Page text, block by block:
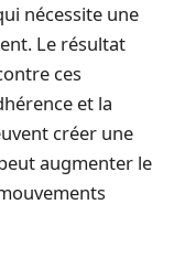
nécessite une
Le résultat
ces
et la
créer une
augmenter le